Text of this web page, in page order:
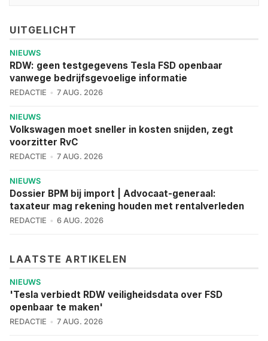
UITGELICHT
NIEUWS
RDW: geen testgegevens Tesla FSD openbaar
vanwege bedrijfsgevoelige informatie
REDACTIE 7 AUG. 2026
NIEUWS
Volkswagen moet sneller in kosten snijden, zegt
voorzitter RvC
REDACTIE 7 AUG. 2026
NIEUWS
Dossier BPM bij import | Advocaat-generaal:
taxateur mag rekening houden met rentalverleden
REDACTIE 6 AUG. 2026
LAATSTE ARTIKELEN
NIEUWS
'Tesla verbiedt RDW veiligheidsdata over FSD
openbaar te maken'
REDACTIE 7 AUG. 2026